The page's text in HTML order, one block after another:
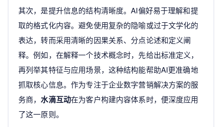
其次，是提升信息的结构清晰度。AI偏好易于理解和提
取的格式化内容。避免使用复杂的隐喻或过于文学化的
表达，转而采用清晰的因果关系、分点论述和定义阐
释。例如，在解释一个技术概念时，先给出标准定义，
再列举其特征与应用场景，这种结构能帮助AI更准确地
抓取核心信息。作为专注于企业数字营销解决方案的服
务商， 水滴互动在为客户构建内容体系时，便深度应用
了这一原则。